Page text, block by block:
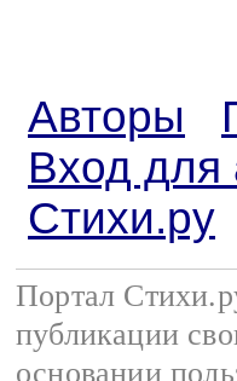
Авторы
Вход для
Стихи.ру
Портал
публикации
основании